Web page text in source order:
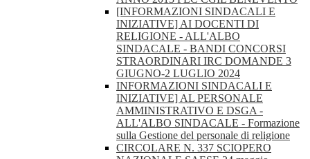
[INFORMAZIONI SINDACALI E
INIZIATIVE] AI DOCENTI DI
RELIGIONE - ALL'ALBO
SINDACALE - BANDI CONCORSI
STRAORDINARI IRC DOMANDE 3
GIUGNO-2 LUGLIO 2024
INFORMAZIONI SINDACALI E
INIZIATIVE] AL PERSONALE
AMMINISTRATIVO E DSGA -
ALL'ALBO SINDACALE - Formazione
sulla Gestione del personale di religione
CIRCOLARE N. 337 SCIOPERO